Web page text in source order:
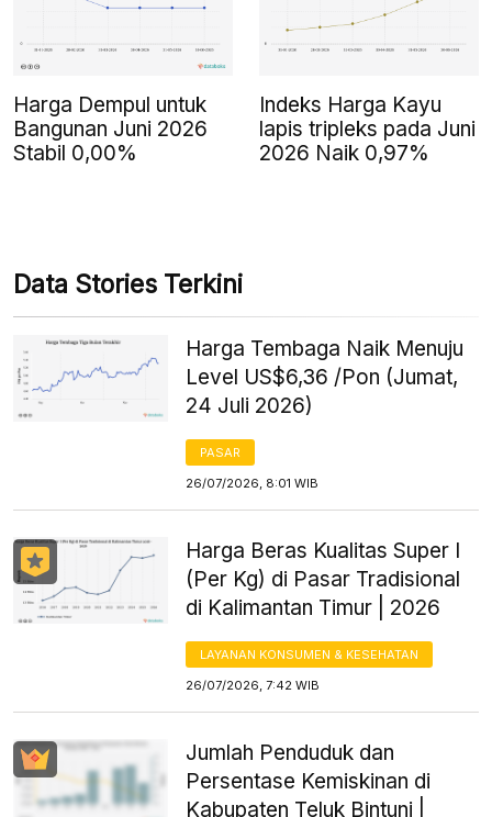
Harga Dempul untuk
Bangunan Juni 2026
Stabil 0,00%
Indeks Harga Kayu
lapis tripleks pada Juni
2026 Naik 0,97%
Data Stories Terkini
Harga Tembaga Naik Menuju
Level US$6,36 /Pon (Jumat,
24 Juli 2026)
PASAR
26/07/2026, 8:01 WIB
Harga Beras Kualitas Super I
(Per Kg) di Pasar Tradisional
di Kalimantan Timur | 2026
LAYANAN KONSUMEN & KESEHATAN
26/07/2026, 7:42 WIB
Jumlah Penduduk dan
Persentase Kemiskinan di
Kabupaten Teluk Bintuni |